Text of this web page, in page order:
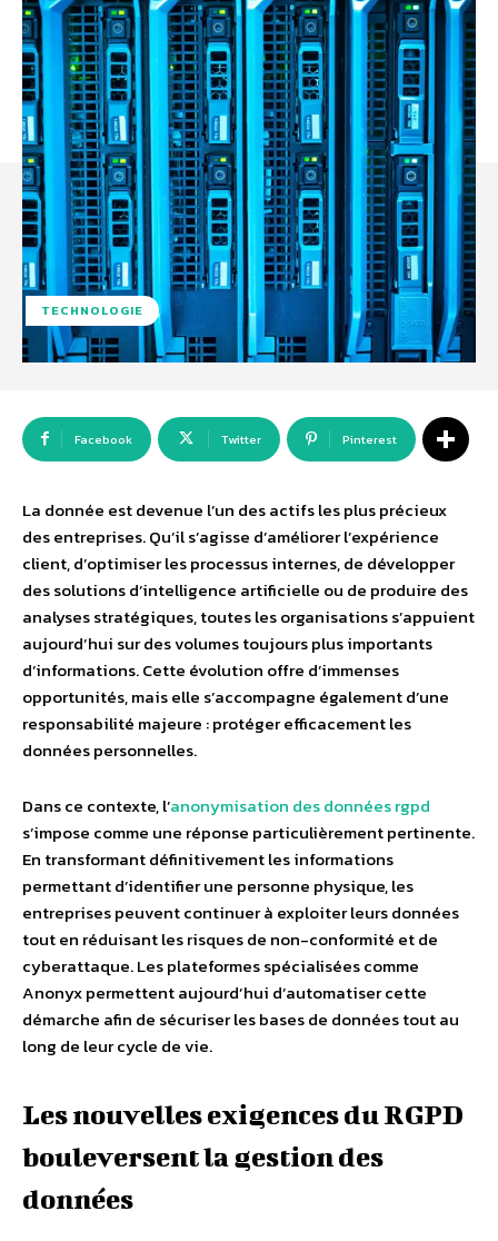
TECHNOLOGIE
Facebook Twitter Pinterest
La donnée est devenue l’un des actifs les plus précieux
des entreprises. Qu’il s’agisse d’améliorer l’expérience
client, d’optimiser les processus internes, de développer
des solutions d’intelligence artificielle ou de produire des
analyses stratégiques, toutes les organisations s’appuient
aujourd’hui sur des volumes toujours plus importants
d’informations. Cette évolution offre d’immenses
opportunités, mais elle s’accompagne également d’une
responsabilité majeure : protéger efficacement les
données personnelles.
Dans ce contexte, l’anonymisation des données rgpd
s’impose comme une réponse particulièrement pertinente.
En transformant définitivement les informations
permettant d’identifier une personne physique, les
entreprises peuvent continuer à exploiter leurs données
tout en réduisant les risques de non-conformité et de
cyberattaque. Les plateformes spécialisées comme
Anonyx permettent aujourd’hui d’automatiser cette
démarche afin de sécuriser les bases de données tout au
long de leur cycle de vie.
Les nouvelles exigences du RGPD
bouleversent la gestion des
données